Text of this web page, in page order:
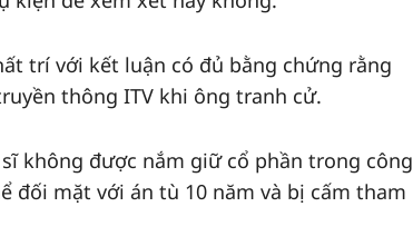
trí với kết luận có đủ bằng chứng rằng
thông ITV khi ông tranh cử.
không được nắm giữ cổ phần trong công
đối mặt với án tù 10 năm và bị cấm tham